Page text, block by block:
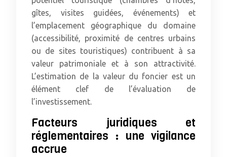
gîtes, visites guidées, événements) et
l’emplacement géographique du domaine
(accessibilité, proximité de centres urbains
ou de sites touristiques) contribuent à sa
valeur patrimoniale et à son attractivité.
L’estimation de la valeur du foncier est un
élément clef de l’évaluation de
l’investissement.
Facteurs juridiques et
réglementaires : une vigilance
accrue